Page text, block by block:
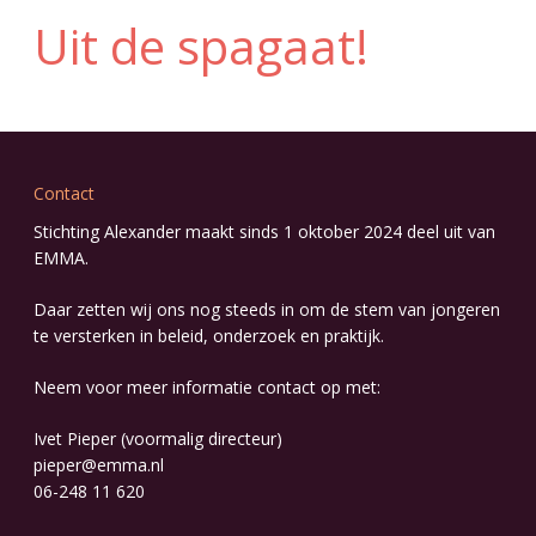
Uit de spagaat!
Contact
Stichting Alexander maakt sinds 1 oktober 2024 deel uit van
EMMA.
Daar zetten wij ons nog steeds in om de stem van jongeren
te versterken in beleid, onderzoek en praktijk.
Neem voor meer informatie contact op met:
Ivet Pieper (voormalig directeur)
pieper@emma.nl
06-248 11 620